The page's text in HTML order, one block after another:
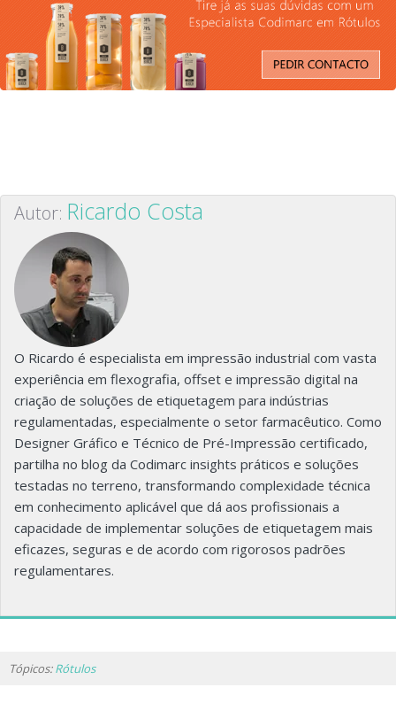
Autor: Ricardo Costa
O Ricardo é especialista em impressão industrial com vasta
experiência em flexografia, offset e impressão digital na
criação de soluções de etiquetagem para indústrias
regulamentadas, especialmente o setor farmacêutico. Como
Designer Gráfico e Técnico de Pré-Impressão certificado,
partilha no blog da Codimarc insights práticos e soluções
testadas no terreno, transformando complexidade técnica
em conhecimento aplicável que dá aos profissionais a
capacidade de implementar soluções de etiquetagem mais
eficazes, seguras e de acordo com rigorosos padrões
regulamentares.
Tópicos:Rótulos